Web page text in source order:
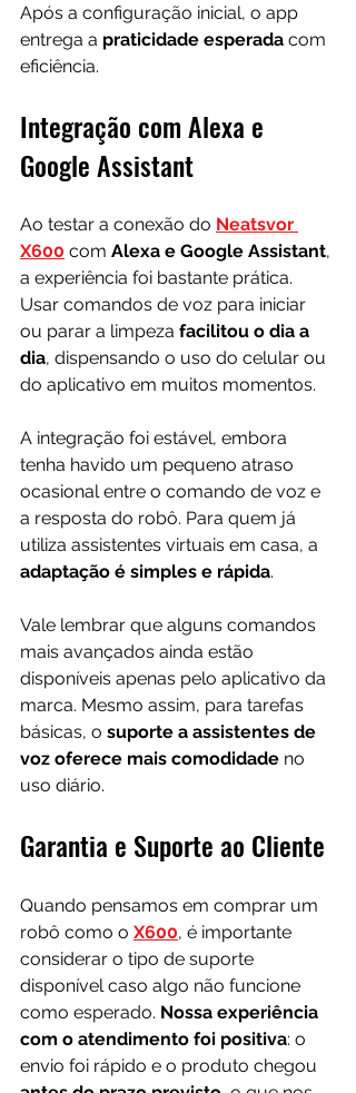
Após a configuração inicial, o app
entrega a praticidade esperada com
eficiência.
Integração com Alexa e
Google Assistant
Ao testar a conexão do Neatsvor
X600 com Alexa e Google Assistant,
a experiência foi bastante prática.
Usar comandos de voz para iniciar
ou parar a limpeza facilitou o dia a
dia, dispensando o uso do celular ou
do aplicativo em muitos momentos.
A integração foi estável, embora
tenha havido um pequeno atraso
ocasional entre o comando de voz e
a resposta do robô. Para quem já
utiliza assistentes virtuais em casa, a
adaptação é simples e rápida.
Vale lembrar que alguns comandos
mais avançados ainda estão
disponíveis apenas pelo aplicativo da
marca. Mesmo assim, para tarefas
básicas, o suporte a assistentes de
voz oferece mais comodidade no
uso diário.
Garantia e Suporte ao Cliente
Quando pensamos em comprar um
robô como o X600, é importante
considerar o tipo de suporte
disponível caso algo não funcione
como esperado. Nossa experiência
com o atendimento foi positiva: o
envio foi rápido e o produto chegou